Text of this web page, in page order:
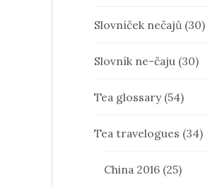
Slovníček nečajů (30)
Slovník ne-čaju (30)
Tea glossary(54)
Tea travelogues (34)
China 2016 (25)